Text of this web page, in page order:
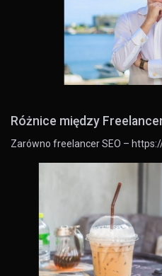
Różnice między
Zarówno freelancer SEO –